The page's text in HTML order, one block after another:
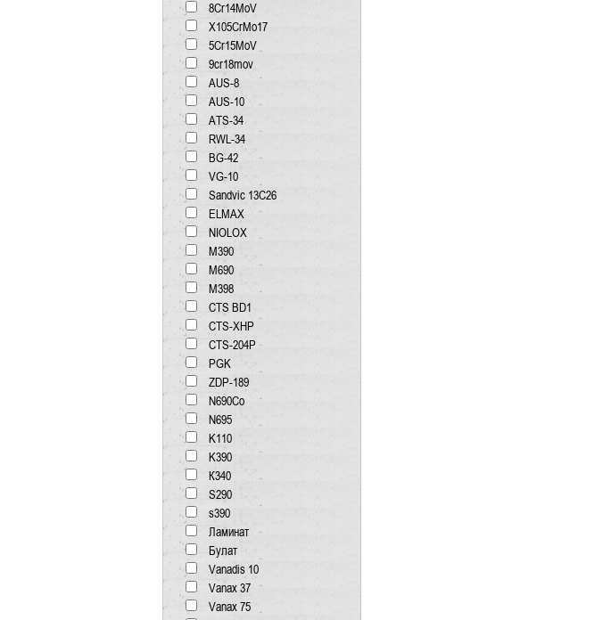
8Cr14MoV
X105CrMo17
5Cr15MoV
9cr18mov
AUS-8
AUS-10
ATS-34
RWL-34
BG-42
VG-10
Sandvic 13C26
ELMAX
NIOLOX
М390
М690
М398
CTS BD1
CTS-XHP
CTS-204P
PGK
ZDP-189
N690Co
N695
K110
K390
К340
S290
s390
Ламинат
Булат
Vanadis 10
Vanax 37
Vanax 75